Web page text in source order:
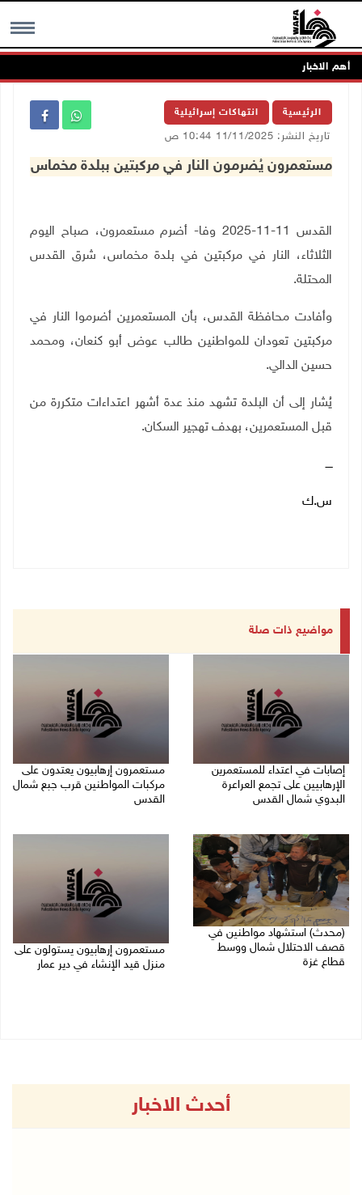
MENU أهم الاخبار
الرئيسية انتهاكات إسرائيلية
تاريخ النشر: 11/11/2025 10:44 ص
مستعمرون يُضرمون النار في مركبتين ببلدة مخماس
القدس 11-11-2025 وفا- أضرم مستعمرون، صباح اليوم
الثلاثاء، النار في مركبتين في بلدة مخماس، شرق القدس
المحتلة.
وأفادت محافظة القدس، بأن المستعمرين أضرموا النار في
مركبتين تعودان للمواطنين طالب عوض أبو كنعان، ومحمد
حسين الدالي.
يُشار إلى أن البلدة تشهد منذ عدة أشهر اعتداءات متكررة من
قبل المستعمرين، بهدف تهجير السكان.
ــــ
س.ك
مواضيع ذات صلة
إصابات في اعتداء للمستعمرين
الإرهابيين على تجمع العراعرة
البدوي شمال القدس
مستعمرون إرهابيون يعتدون على
مركبات المواطنين قرب جبع شمال
القدس
(محدث) استشهاد مواطنين في
قصف الاحتلال شمال ووسط
قطاع غزة
مستعمرون إرهابيون يستولون على
منزل قيد الإنشاء في دير عمار
أحدث الاخبار